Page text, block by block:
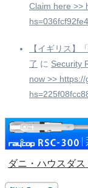
Claim here >>
【イギリス】
了 に Security
now >>
ダニ・ハウスダ